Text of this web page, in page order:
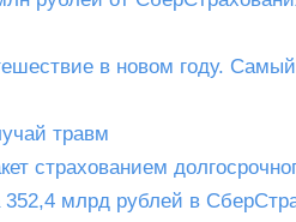
в новом году.
травм
страхованием
млрд рублей в